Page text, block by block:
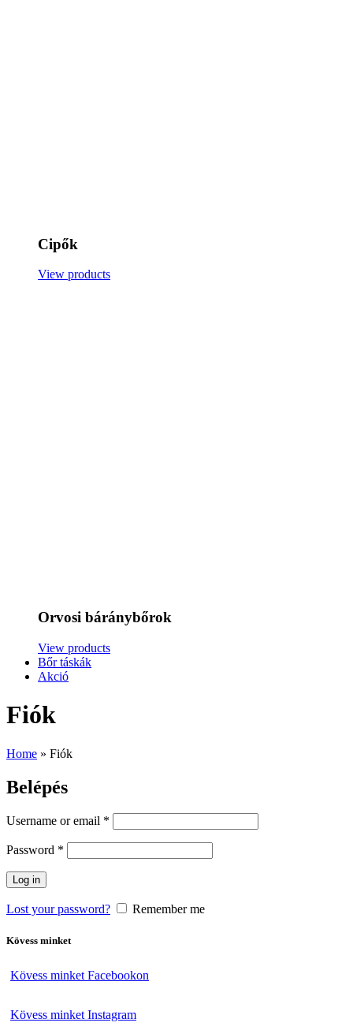
Cipők
View products
Orvosi báránybőrok
View products
Bőr táskák
Akció
Fiók
Home » Fiók
Belépés
Username or email *
Password *
Log in
Lost your password? Remember me
Kövess minket
Kövess minket Facebookon
Kövess minket Instagram